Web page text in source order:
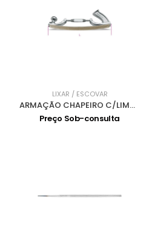
LIXAR / ESCOVAR
ARMAÇÃO CHAPEIRO C/LIMA 1338B
Preço Sob-consulta